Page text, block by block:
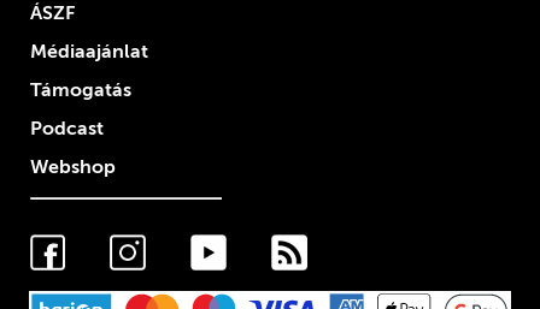
ÁSZF
Médiaajánlat
Támogatás
Podcast
Webshop